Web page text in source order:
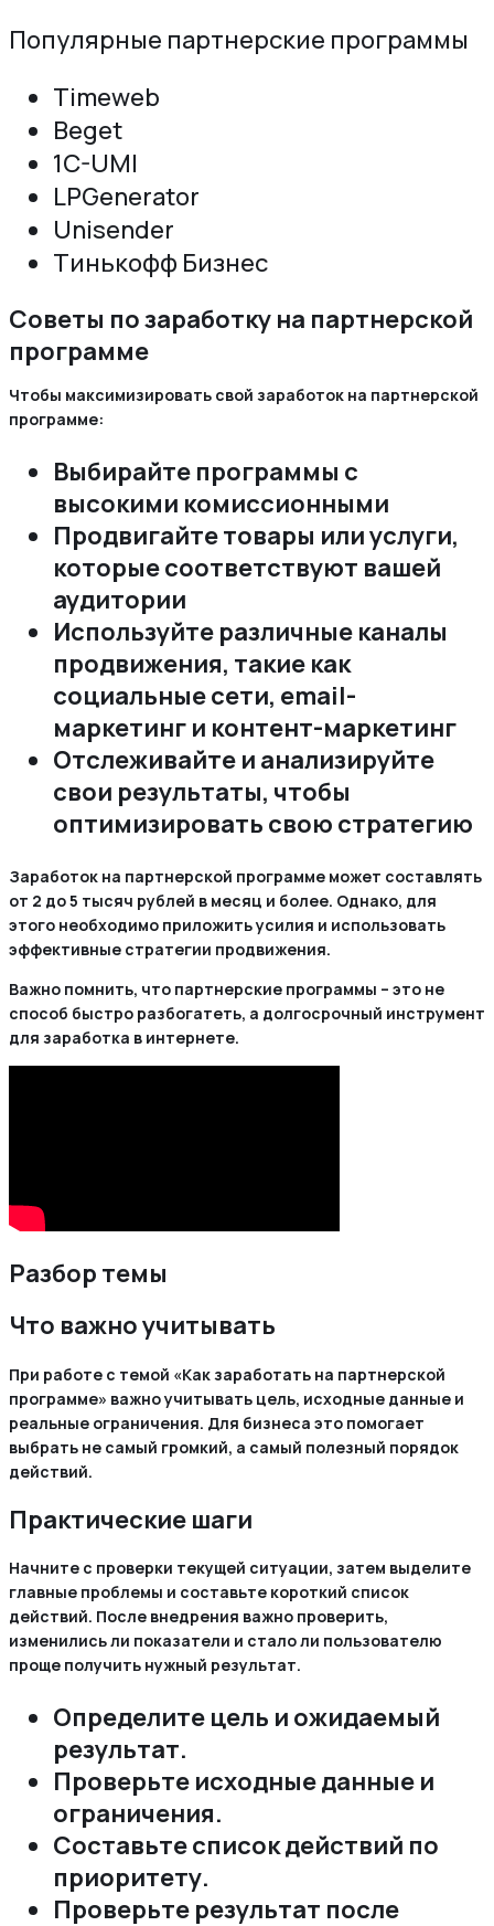
Популярные партнерские программы
Timeweb
Beget
1C-UMI
LPGenerator
Unisender
Тинькофф Бизнес
Советы по заработку на партнерской
программе
Чтобы максимизировать свой заработок на партнерской
программе:
Выбирайте программы с
высокими комиссионными
Продвигайте товары или услуги,
которые соответствуют вашей
аудитории
Используйте различные каналы
продвижения, такие как
социальные сети, email-
маркетинг и контент-маркетинг
Отслеживайте и анализируйте
свои результаты, чтобы
оптимизировать свою стратегию
Заработок на партнерской программе может составлять
от 2 до 5 тысяч рублей в месяц и более. Однако, для
этого необходимо приложить усилия и использовать
эффективные стратегии продвижения.
Важно помнить, что партнерские программы – это не
способ быстро разбогатеть, а долгосрочный инструмент
для заработка в интернете.
Разбор темы
Что важно учитывать
При работе с темой «Как заработать на партнерской
программе» важно учитывать цель, исходные данные и
реальные ограничения. Для бизнеса это помогает
выбрать не самый громкий, а самый полезный порядок
действий.
Практические шаги
Начните с проверки текущей ситуации, затем выделите
главные проблемы и составьте короткий список
действий. После внедрения важно проверить,
изменились ли показатели и стало ли пользователю
проще получить нужный результат.
Определите цель и ожидаемый
результат.
Проверьте исходные данные и
ограничения.
Составьте список действий по
приоритету.
Проверьте результат после